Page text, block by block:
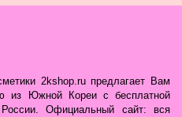
2kshop.ru предлагает Вам
из Южной Кореи с бесплатной
Официальный сайт: вся